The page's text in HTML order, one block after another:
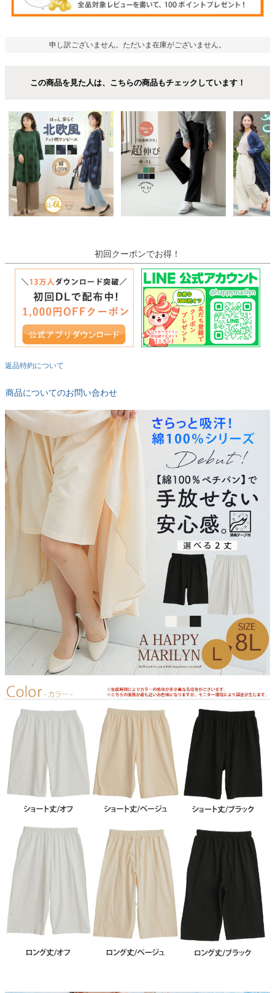
申し訳ございません。ただいま在庫がございません。
この商品を見た人は、こちらの商品もチェックしています！
初回クーポンでお得！
返品特約について
商品についてのお問い合わせ